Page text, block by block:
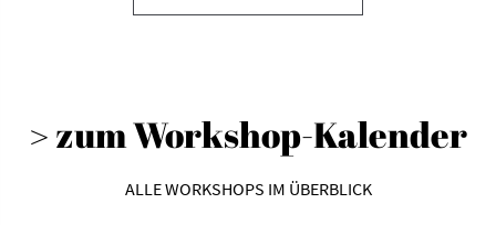
weist
Die
Optionen
> zum Workshop-Kalender
ALLE WORKSHOPS IM ÜBERBLICK